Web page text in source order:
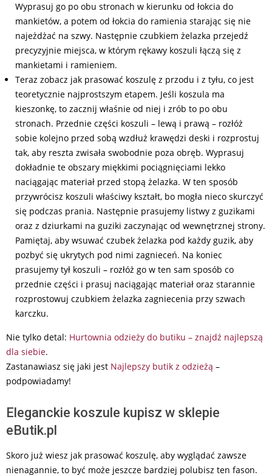
Wyprasuj go po obu stronach w kierunku od łokcia do
mankietów, a potem od łokcia do ramienia starając się nie
najeżdżać na szwy. Następnie czubkiem żelazka przejedź
precyzyjnie miejsca, w którym rękawy koszuli łączą się z
mankietami i ramieniem.
Teraz zobacz jak prasować koszulę z przodu i z tyłu, co jest
teoretycznie najprostszym etapem. Jeśli koszula ma
kieszonkę, to zacznij właśnie od niej i zrób to po obu
stronach. Przednie części koszuli – lewą i prawą – rozłóż
sobie kolejno przed sobą wzdłuż krawędzi deski i rozprostuj
tak, aby reszta zwisała swobodnie poza obręb. Wyprasuj
dokładnie te obszary miękkimi pociągnięciami lekko
naciągając materiał przed stopą żelazka. W ten sposób
przywrócisz koszuli właściwy kształt, bo mogła nieco skurczyć
się podczas prania. Następnie prasujemy listwy z guzikami
oraz z dziurkami na guziki zaczynając od wewnętrznej strony.
Pamiętaj, aby wsuwać czubek żelazka pod każdy guzik, aby
pozbyć się ukrytych pod nimi zagnieceń. Na koniec
prasujemy tył koszuli – rozłóż go w ten sam sposób co
przednie części i prasuj naciągając materiał oraz starannie
rozprostowuj czubkiem żelazka zagniecenia przy szwach
karczku.
Nie tylko detal: Hurtownia odzieży do butiku – znajdź najlepszą
dla siebie.
Zastanawiasz się jaki jest Najlepszy butik z odzieżą –
podpowiadamy!
Eleganckie koszule kupisz w sklepie
eButik.pl
Skoro już wiesz jak prasować koszulę, aby wyglądać zawsze
nienagannie, to być może jeszcze bardziej polubisz ten fason.